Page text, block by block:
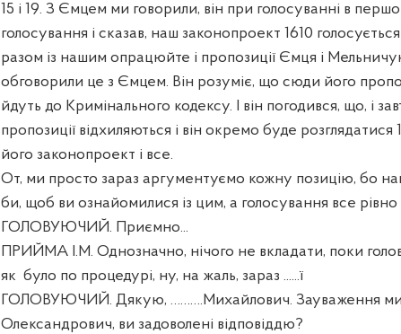
15 і 19. З Ємцем ми говорили, він при голосуванні в
голосування і сказав, наш законопроект 1610
разом із нашим опрацюйте і пропозиції Ємця і
обговорили це з Ємцем. Він розуміє, що сюди його
йдуть до Кримінального кодексу. І він погодився, що, і
пропозиції відхиляються і він окремо буде розглядатися
його законопроект і все.
От, ми просто зараз аргументуємо кожну позицію, бо
би, щоб ви ознайомилися із цим, а голосування все рівно
ГОЛОВУЮЧИЙ. Приємно...
ПРИЙМА І.М. Однозначно, нічого не вкладати, поки
як було по процедурі, ну, на жаль, зараз ......ї
ГОЛОВУЮЧИЙ. Дякую, ……….Михайлович. Зауваження ми
Олександрович, ви задоволені відповіддю?